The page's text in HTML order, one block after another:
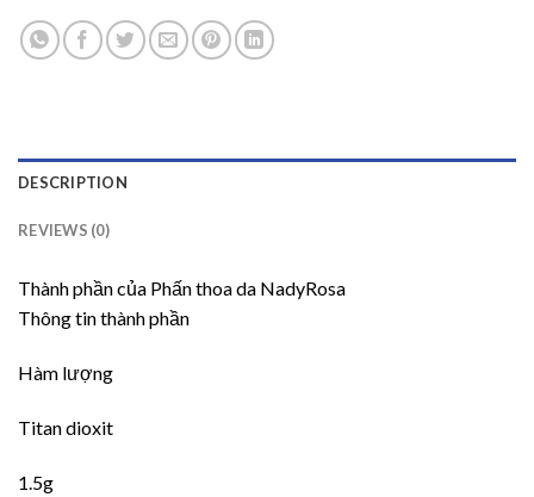
DESCRIPTION
REVIEWS (0)
Thành phần của Phấn thoa da NadyRosa
Thông tin thành phần
Hàm lượng
Titan dioxit
1.5g